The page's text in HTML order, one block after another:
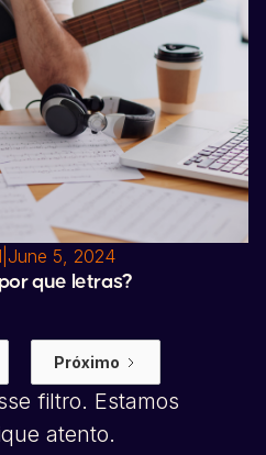
June 5, 2024
que letras?
Próximo
filtro. Estamos
atento.